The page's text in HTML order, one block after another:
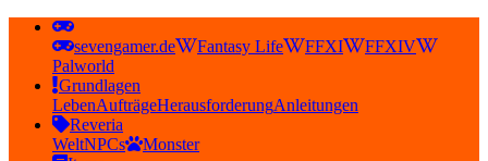
sevengamer.de Fantasy Life FFXI
FFXIV
Palworld
Grundlagen
LebenAufträgeHerausforderungAnleitungen
Reveria
WeltNPCs
Monster